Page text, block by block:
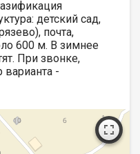
детский сад,
почта,
600 м. В зимнее
При звонке,
варианта -